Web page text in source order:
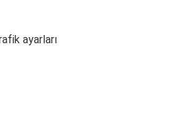
ayarları